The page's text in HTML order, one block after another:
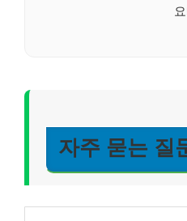
자주 묻는 질